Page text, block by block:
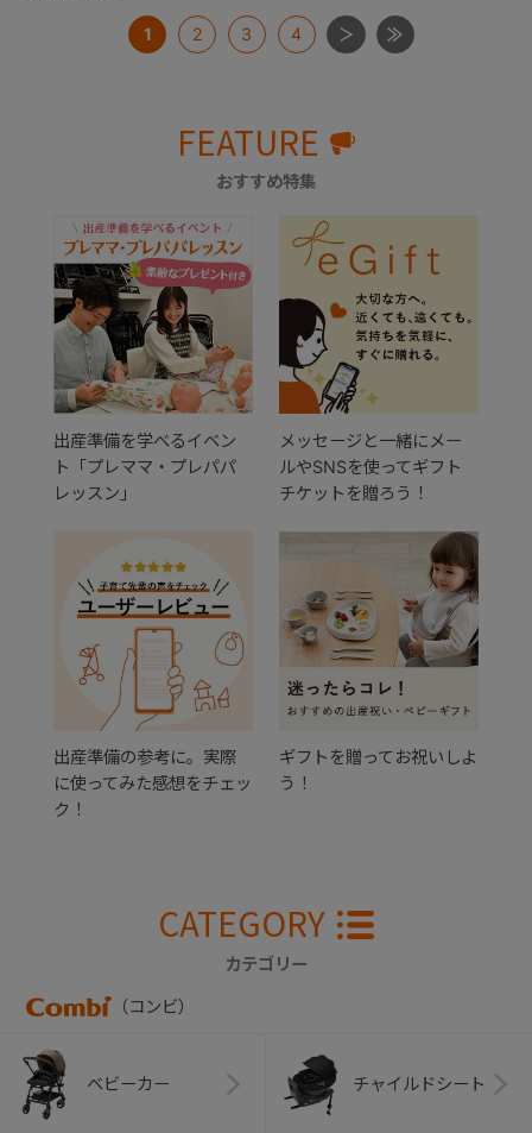
1 2 3 4
FEATURE
おすすめ特集
出産準備を学べるイベン
ト「プレママ・プレパパ
レッスン」
メッセージと一緒にメー
ルやSNSを使ってギフト
チケットを贈ろう！
出産準備の参考に。実際
に使ってみた感想をチェッ
ク！
ギフトを贈ってお祝いしよ
う！
CATEGORY
カテゴリー
（コンビ）
ベビーカー チャイルドシート